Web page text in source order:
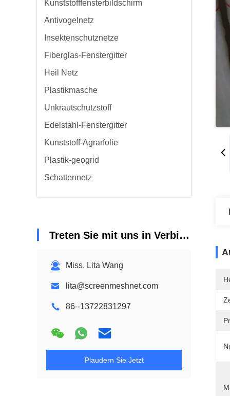
Kunststofffensterbildschirm
Antivogelnetz
Insektenschutznetze
Fiberglas-Fenstergitter
Heil Netz
Plastikmasche
Unkrautschutzstoff
Edelstahl-Fenstergitter
Kunststoff-Agrarfolie
Plastik-geogrid
Schattennetz
Treten Sie mit uns in Verbindung
Miss. Lita Wang
lita@screenmeshnet.com
86--13722831297
Plaudern Sie Jetzt